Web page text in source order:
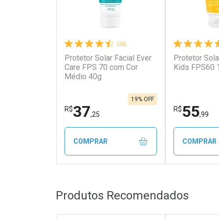
Ativar Desconto
Por R$ 13,99/cada
Por R$ 13,99/cada
Ativar
Por R$
Por R$
(26)
Protetor Solar Facial Ever
Care FPS 70 com Cor
Médio 40g
R$37,25
19% OFF
COMPRAR
Laboratório
Por Menos
Protetor
Kids FPS60
R$55,99
COMPRAR
Por
Produtos Recomendados